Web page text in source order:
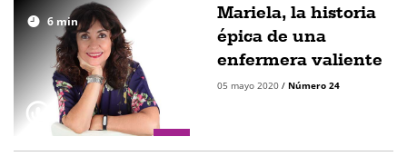
6min
Mariela, la historia
épica de una
enfermera valiente
05 mayo 2020 / Número 24